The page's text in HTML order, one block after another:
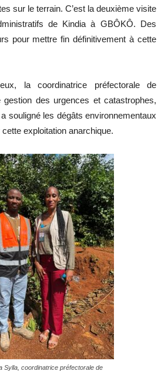
sur le terrain. C’est la deuxième visite
de Kindia à GBÔKÔ. Des
pour mettre fin définitivement à cette
la coordinatrice préfectorale de
gestion des urgences et catastrophes,
souligné les dégâts environnementaux
exploitation anarchique.
Sylla, coordinatrice préfectorale de